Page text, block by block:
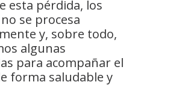
esta pérdida, los
se procesa
y, sobre todo,
algunas
para acompañar el
forma saludable y